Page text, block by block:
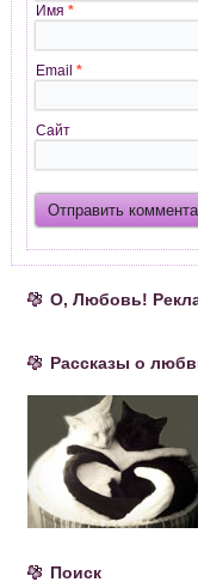
Имя*
Email*
Сайт
О, Любовь!
Рассказы о
Поиск